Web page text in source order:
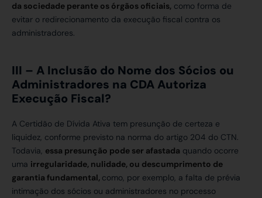
da sociedade perante os órgãos oficiais, como forma de
evitar o redirecionamento da execução fiscal contra os
administradores.
III – A Inclusão do Nome dos Sócios ou
Administradores na CDA Autoriza
Execução Fiscal?
A Certidão de Dívida Ativa tem presunção de certeza e
liquidez, conforme previsto na norma do artigo 204 do CTN.
Todavia, essa presunção pode ser afastada quando ocorre
uma irregularidade, nulidade, ou descumprimento de
garantia fundamental, como, por exemplo, a falta de prévia
intimação dos sócios ou administradores no processo